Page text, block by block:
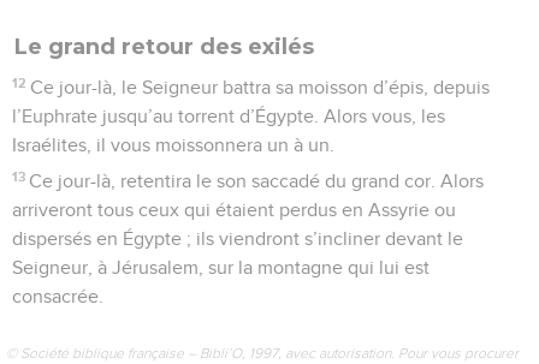
Le grand retour des exilés
12 Ce jour-là, le Seigneur battra sa moisson d’épis, depuis
l’Euphrate jusqu’au torrent d’Égypte. Alors vous, les
Israélites, il vous moissonnera un à un.
13 Ce jour-là, retentira le son saccadé du grand cor. Alors
arriveront tous ceux qui étaient perdus en Assyrie ou
dispersés en Égypte ; ils viendront s’incliner devant le
Seigneur, à Jérusalem, sur la montagne qui lui est
consacrée.
© Société biblique française – Bibli’O, 1997, avec autorisation. Pour vous procurer